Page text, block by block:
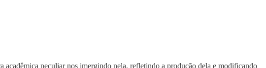
peculiar nos imergindo nela, refletindo a produção dela e modificando